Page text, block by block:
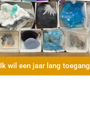
Ik wil een jaar lang toegang